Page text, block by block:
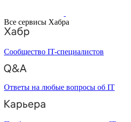
Все сервисы Хабра
Сообщество IT-специалистов
Ответы на любые вопросы об IT